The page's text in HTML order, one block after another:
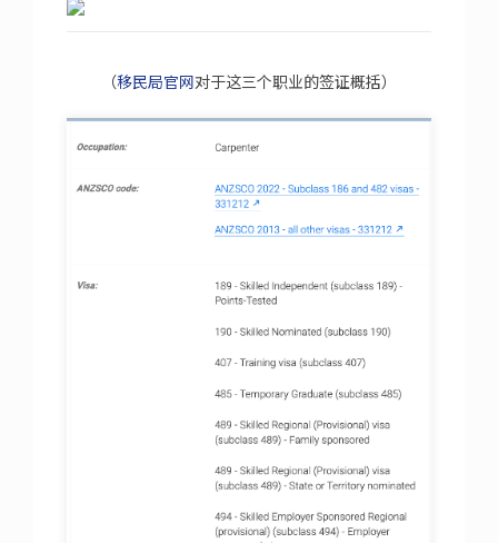
（移民局官网对于这三个职业的签证概括）